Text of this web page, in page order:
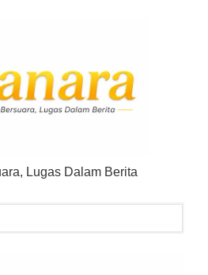
Lugas Dalam Berita